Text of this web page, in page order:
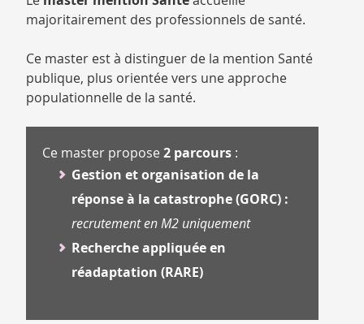
CATALOGUE
DESmajoritairement des professionnels de santé.
Ce master est à distinguer de la mention Santé
publique, plus orientée vers une approche
populationnelle de la santé.
Ce master propose 2 parcours :
Gestion et organisation de la
réponse à la catastrophe (GORC) :
recrutement en M2 uniquement
Recherche appliquée en
réadaptation (RARE)